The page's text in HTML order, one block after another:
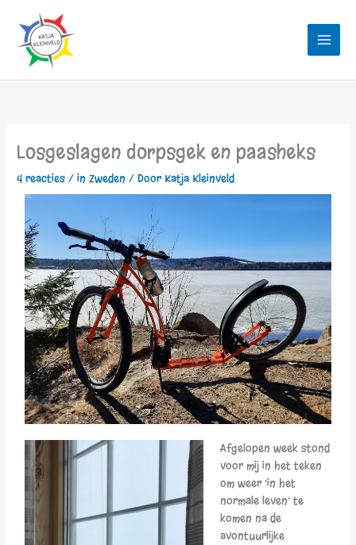
naar
inhoud
Losgeslagen dorpsgek en paasheks
4 reacties /in Zweden / Door Katja Kleinveld
Afgelopen week stond
voor mij in het teken
om weer ‘in het
normale leven’ te
komen na de
avontuurlijke